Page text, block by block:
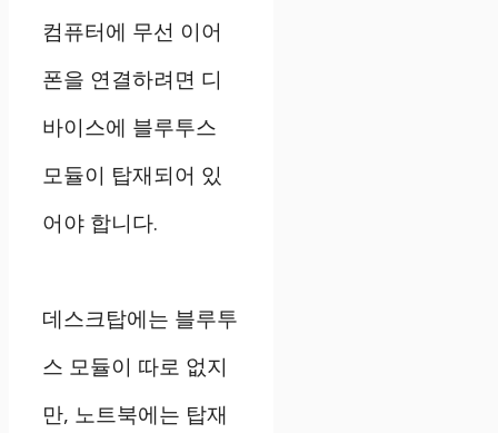
컴퓨터에 무선 이어
폰을 연결하려면 디
바이스에 블루투스
모듈이 탑재되어 있
어야 합니다.
데스크탑에는 블루투
스 모듈이 따로 없지
만, 노트북에는 탑재